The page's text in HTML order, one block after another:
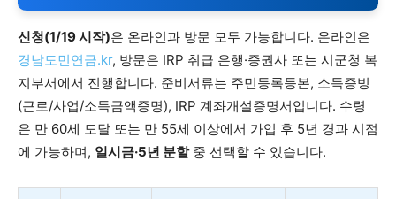
신청(1/19 시작)은 온라인과 방문 모두 가능합니다. 온라인은
경남도민연금.kr, 방문은 IRP 취급 은행·증권사 또는 시군청 복
지부서에서 진행합니다. 준비서류는 주민등록등본, 소득증빙
(근로/사업/소득금액증명), IRP 계좌개설증명서입니다. 수령
은 만 60세 도달 또는 만 55세 이상에서 가입 후 5년 경과 시점
에 가능하며, 일시금·5년 분할중 선택할 수 있습니다.